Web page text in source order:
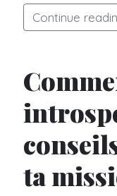
Continue
ta